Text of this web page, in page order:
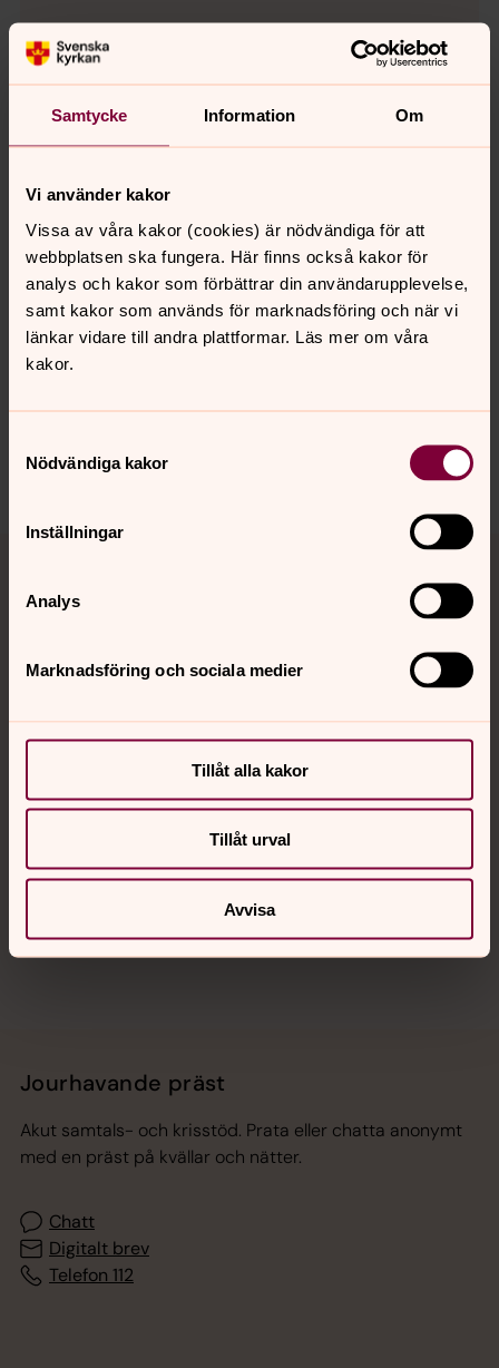
Samtycke Information Om
Vi använder kakor
Vissa av våra kakor (cookies) är nödvändiga för att
webbplatsen ska fungera. Här finns också kakor för
analys och kakor som förbättrar din användarupplevelse,
samt kakor som används för marknadsföring och när vi
länkar vidare till andra plattformar. Läs mer om våra
kakor.
Nödvändiga kakor
Inställningar
Analys
Marknadsföring och sociala medier
Tillåt alla kakor
Tillåt urval
Avvisa
Elisabeth Pehrs
Domsjö församling, Barn och ungdomsledare,
Örnsköldsviks södra pastorat
Senast ändrad 2 december 2025
Synpunkter eller frågor på sidans
innehåll?
Tillbaka till toppen
Tillbaka till innehållet
Kalender
Jourhavande präst
Akut samtals- och krisstöd. Prata eller chatta anonymt
med en präst på kvällar och nätter.
Chatt
Digitalt brev
Telefon 112